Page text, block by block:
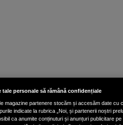
tale personale să rămână confidențiale
magazine partenere stocăm și accesăm date cu
indicate la rubrica „Noi, și partenerii noștri
ca anumite conținuturi și anunțuri publicitare